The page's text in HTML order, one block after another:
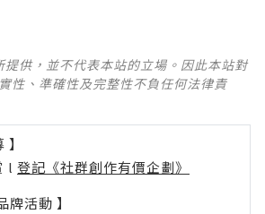
提供，並不代表本站的立場。因此本站對
性、準確性及完整性不負任何法律責
l 登記《社群創作有價企劃》
牌活動 】